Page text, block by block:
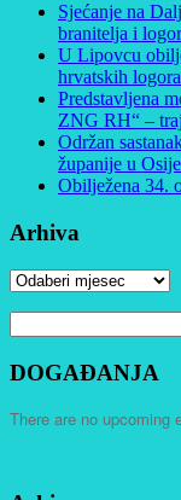
Sjećanje na
branitelja i
U Lipovcu
hrvatskih
Predstavljena
ZNG RH“ –
Održan
županije u
Obilježena 34.
Arhiva
Arhiva
DOGAĐANJA
There are no upcoming